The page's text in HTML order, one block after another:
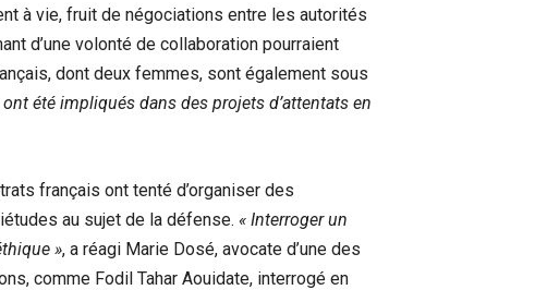
à vie, fruit de négociations entre les autorités
d’une volonté de collaboration pourraient
dont deux femmes, sont également sous
été impliqués dans des projets d’attentats en
français ont tenté d’organiser des
au sujet de la défense. « Interroger un
», a réagi Marie Dosé, avocate d’une des
comme Fodil Tahar Aouidate, interrogé en